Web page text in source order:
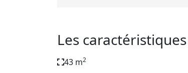
Les caractéristiques
43 m2